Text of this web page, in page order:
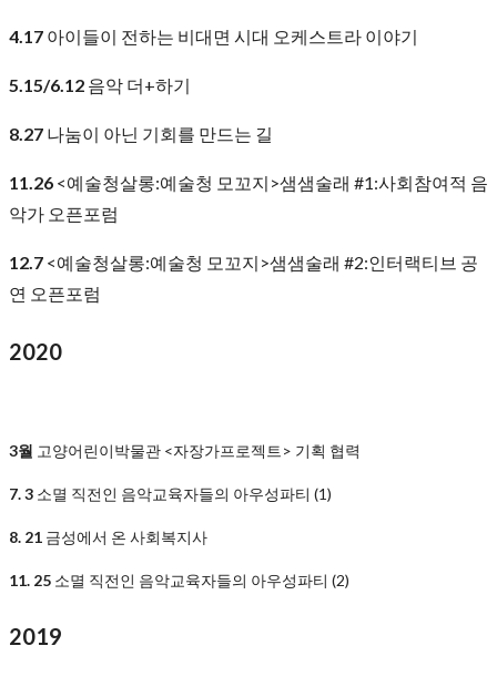
4.17 아이들이 전하는 비대면 시대 오케스트라 이야기
5.15/6.12 음악 더+하기
8.27 나눔이 아닌 기회를 만드는 길
11.26 <예술청살롱:예술청 모꼬지>샘샘술래 #1:사회참여적 음
악가 오픈포럼
12.7 <예술청살롱:예술청 모꼬지>샘샘술래 #2:인터랙티브 공
연 오픈포럼
2020
3월 고양어린이박물관 <자장가프로젝트> 기획 협력
7. 3 소멸 직전인 음악교육자들의 아우성파티 (1)
8. 21 금성에서 온 사회복지사
11. 25 소멸 직전인 음악교육자들의 아우성파티 (2)
2019